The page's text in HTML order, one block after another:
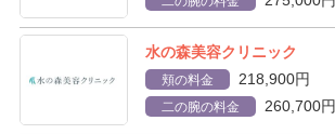
水の森美容クリニック
頬の料金 218,900円
二の腕の料金 260,700円